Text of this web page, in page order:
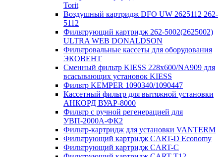
Torit
Воздушный картридж DFO UW 2625112 262-
5112
Фильтрующий картридж 262-5002(2625002)
ULTRA WEB DONALDSON
Фильтровальные кассеты для оборудования
ЭКОВЕНТ
Сменный фильтр KIESS 228х600/NA909 для
всасывающих установок KIESS
Фильтр KEMPER 1090340/1090447
Кассетный фильтр для вытяжной установки
АНКОРД ВУАР-8000
Фильтр с ручной регенерацией для
УВП-2000А-ФК2
Фильтр-картридж для установки VANTERM
Фильтрующий картридж CART-D Economy
Фильтрующий картридж CART-C